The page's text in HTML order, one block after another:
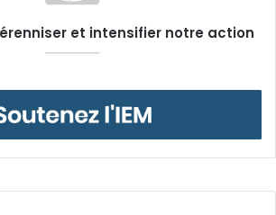
et intensifier notre action